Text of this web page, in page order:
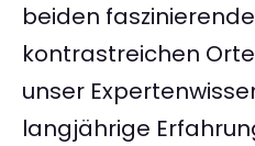
beiden
kontrastreichen
unser
langjährige